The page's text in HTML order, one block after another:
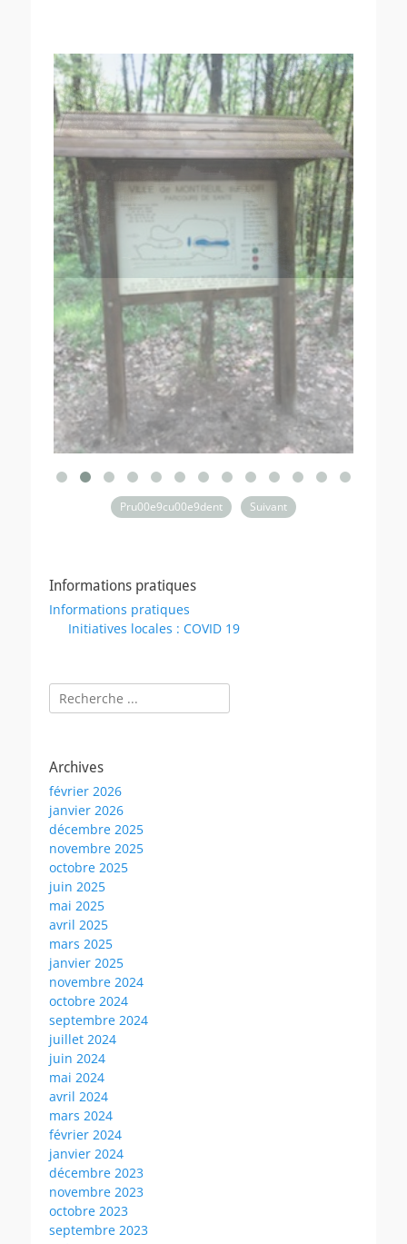
Pru00e9cu00e9dent Suivant
Informations pratiques
Informations pratiques
Initiatives locales : COVID 19
Rechercher :
Archives
février 2026
janvier 2026
décembre 2025
novembre 2025
octobre 2025
juin 2025
mai 2025
avril 2025
mars 2025
janvier 2025
novembre 2024
octobre 2024
septembre 2024
juillet 2024
juin 2024
mai 2024
avril 2024
mars 2024
février 2024
janvier 2024
décembre 2023
novembre 2023
octobre 2023
septembre 2023